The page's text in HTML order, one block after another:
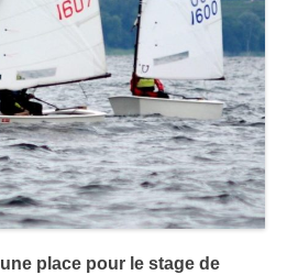
place pour le stage de